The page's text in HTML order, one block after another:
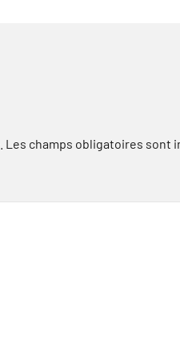
Les champs obligatoires sont